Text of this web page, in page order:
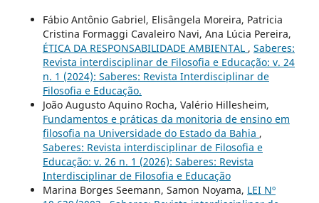
Fábio Antônio Gabriel, Elisângela Moreira, Patricia
Cristina Formaggi Cavaleiro Navi, Ana Lúcia Pereira,
ÉTICA DA RESPONSABILIDADE AMBIENTAL , Saberes:
Revista interdisciplinar de Filosofia e Educação: v. 24
n. 1 (2024): Saberes: Revista Interdisciplinar de
Filosofia e Educação.
João Augusto Aquino Rocha, Valério Hillesheim,
Fundamentos e práticas da monitoria de ensino em
filosofia na Universidade do Estado da Bahia ,
Saberes: Revista interdisciplinar de Filosofia e
Educação: v. 26 n. 1 (2026): Saberes: Revista
Interdisciplinar de Filosofia e Educação
Marina Borges Seemann, Samon Noyama, LEI Nº